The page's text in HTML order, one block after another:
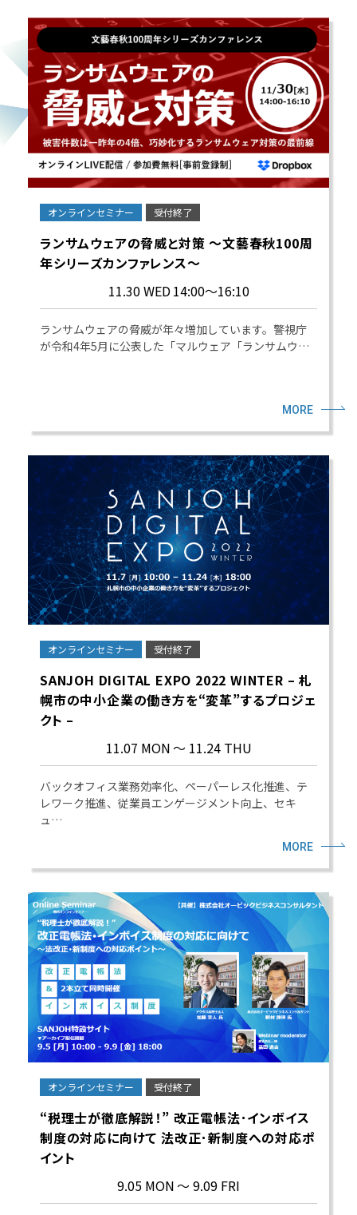
オンラインセミナー 受付終了
ランサムウェアの脅威と対策 ～文藝春秋100周
年シリーズカンファレンス～
11.30 WED14:00～16:10
ランサムウェアの脅威が年々増加しています。警視庁
が令和4年5月に公表した「マルウェア「ランサムウ…
MORE
オンラインセミナー 受付終了
SANJOH DIGITAL EXPO 2022 WINTER – 札
幌市の中小企業の働き方を“変革”するプロジェ
クト –
11.07 MON～ 11.24 THU
バックオフィス業務効率化、ペーパーレス化推進、テ
レワーク推進、従業員エンゲージメント向上、セキ
ュ…
MORE
オンラインセミナー 受付終了
“税理士が徹底解説！” 改正電帳法･インボイス
制度の対応に向けて 法改正･新制度への対応ポ
イント
9.05 MON～ 9.09 FRI